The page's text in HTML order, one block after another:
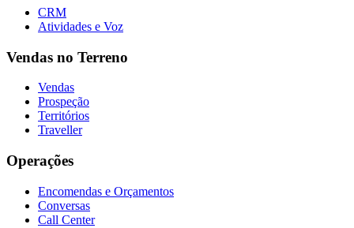
CRM
Atividades e Voz
Vendas no Terreno
Vendas
Prospeção
Territórios
Traveller
Operações
Encomendas e Orçamentos
Conversas
Call Center